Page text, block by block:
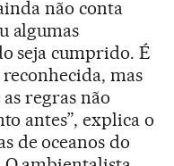
não conta
algumas
seja cumprido. É
mas
regras não
antes”, explica o
de oceanos do